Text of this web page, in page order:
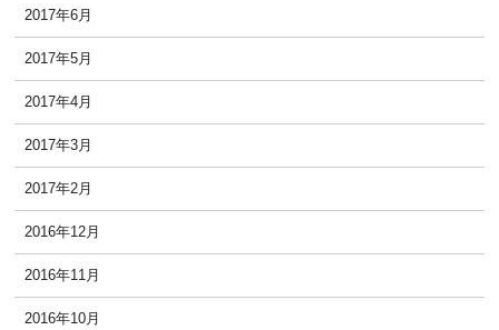
2017年6月
2017年5月
2017年4月
2017年3月
2017年2月
2016年12月
2016年11月
2016年10月